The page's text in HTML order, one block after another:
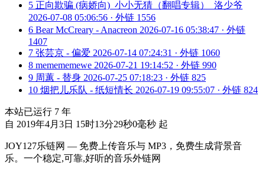
5 正向欺骗 (病娇向)_小小无猜（翻唱专辑）_洛少爷
2026-07-08 05:06:56 · 外链 1556
6 Bear McCreary - Anacreon 2026-07-16 05:38:47 · 外链
1407
7 张芸京 - 偏爱 2026-07-14 07:24:31 · 外链 1060
8 memememewe 2026-07-21 19:14:52 · 外链 990
9 周蕙 - 替身 2026-07-25 07:18:23 · 外链 825
10 烟把儿乐队 - 纸短情长 2026-07-19 09:55:07 · 外链 824
本站已运行 7 年
自 2019年4月3日 15时13分29秒0毫秒 起
JOY127乐链网 — 免费上传音乐与 MP3，免费生成背景音
乐。一个稳定,可靠,好听的音乐外链网